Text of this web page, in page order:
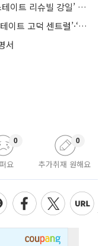
청약홈, ‘가경 아이파크 5단지’·‘힐스테이트 리슈빌 강일’ 등 아파트 청약 당첨자 발표
청약홈, ‘고덕신도시 EBC-2BL 힐스테이트 고덕 센트럴’·‘화성 봉담2지구 A-5블록 중흥S-클래스’ 등 아파트 청약 당첨자 발표
서
요
0
추가취재 원해요
0